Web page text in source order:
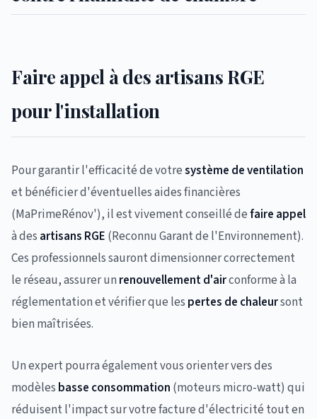
Faire appel à des artisans RGE
pour l'installation
Pour garantir l'efficacité de votresystème de ventilation
et bénéficier d'éventuelles aides financières
(MaPrimeRénov'), il est vivement conseillé defaire appel
à des artisans RGE (Reconnu Garant de l'Environnement).
Ces professionnels sauront dimensionner correctement
le réseau, assurer un renouvellement d'airconforme à la
réglementation et vérifier que les pertes de chaleursont
bien maîtrisées.
Un expert pourra également vous orienter vers des
modèles basse consommation (moteurs micro-watt) qui
réduisent l'impact sur votre facture d'électricité tout en